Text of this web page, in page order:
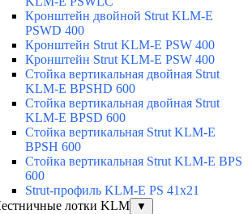
Кронштейн двойной Strut KLM-E
PSWD 400
Кронштейн Strut KLM-E PSW 400
Кронштейн Strut KLM-E PSW 400
Стойка вертикальная двойная Strut
KLM-E BPSHD 600
Стойка вертикальная двойная Strut
KLM-E BPSD 600
Стойка вертикальная Strut KLM-E
BPSH 600
Стойка вертикальная Strut KLM-E BPS
600
Strut-профиль KLM-E PS 41x21
лотки KLM
▼